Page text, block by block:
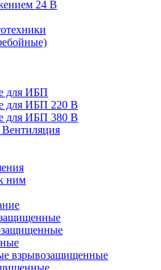
24 В
для ИБП
для ИБП 220 В
для ИБП 380 В
Вентиляция
ним
взрывозащищенные